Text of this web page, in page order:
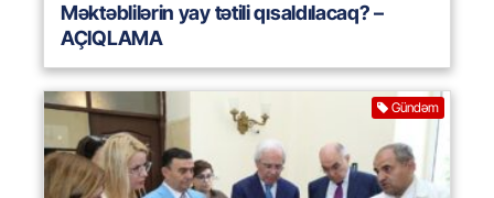
Məktəblilərin yay tətili qısaldılacaq? –
AÇIQLAMA
Gündəm